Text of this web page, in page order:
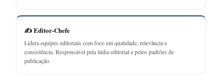
✍️ Editor-Chefe
Lidera equipes editoriais com foco em qualidade, relevância e
consistência. Responsável pela linha editorial e pelos padrões de
publicação.